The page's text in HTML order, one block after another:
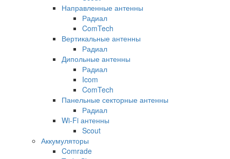
Направленные антенны
Радиал
ComTech
Вертикальные антенны
Радиал
Дипольные антенны
Радиал
Icom
ComTech
Панельные секторные антенны
Радиал
Wi-Fi антенны
Scout
Аккумуляторы
Comrade